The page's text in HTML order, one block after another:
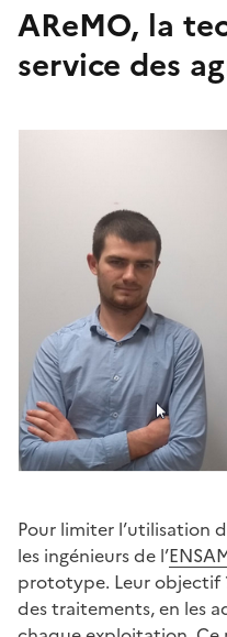
AReMO, la
service des
Pour limiter l’utilisation
les ingénieurs de l’
prototype. Leur objectif
des traitements, en les